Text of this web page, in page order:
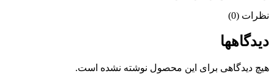
نظرات (0)
دیدگاهها
هیچ دیدگاهی برای این محصول نوشته نشده است.